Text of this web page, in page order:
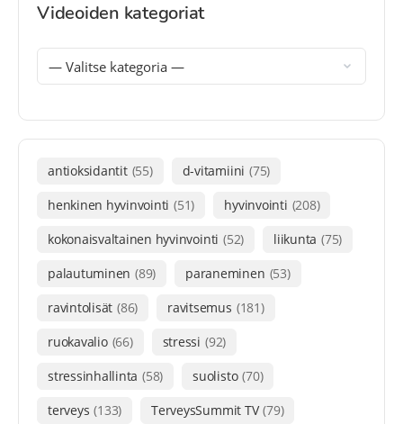
Videoiden kategoriat
antioksidantit (55) d-vitamiini (75)
henkinen hyvinvointi (51) hyvinvointi (208)
kokonaisvaltainen hyvinvointi (52) liikunta (75)
palautuminen (89) paraneminen (53)
ravintolisät (86) ravitsemus (181)
ruokavalio (66) stressi (92)
stressinhallinta (58) suolisto (70)
terveys (133) TerveysSummit TV (79)